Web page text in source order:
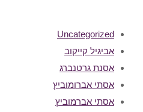
Uncategorized
אביגיל קייקוב
אסנת גרטנברג
אסתי אברומוביץ
אסתי אברמוביץ